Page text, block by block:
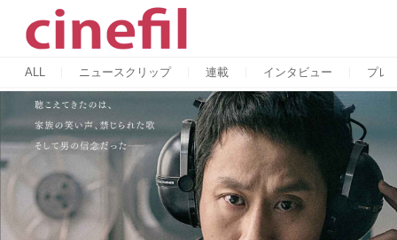
ALL ニュースクリップ 連載 インタビュー プレ